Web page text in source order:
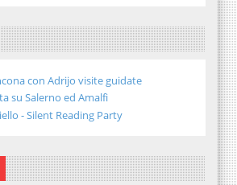
con Adrijo visite guidate
su Salerno ed Amalfi
- Silent Reading Party